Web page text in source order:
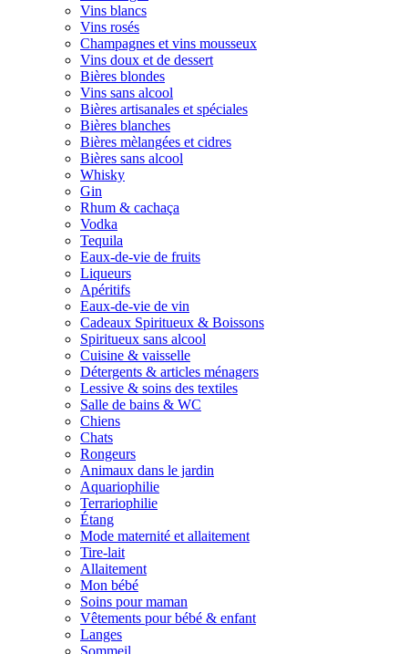
Vins blancs
Vins rosés
Champagnes et vins mousseux
Vins doux et de dessert
Bières blondes
Vins sans alcool
Bières artisanales et spéciales
Bières blanches
Bières mèlangées et cidres
Bières sans alcool
Whisky
Gin
Rhum & cachaça
Vodka
Tequila
Eaux-de-vie de fruits
Liqueurs
Apéritifs
Eaux-de-vie de vin
Cadeaux Spiritueux & Boissons
Spiritueux sans alcool
Cuisine & vaisselle
Détergents & articles ménagers
Lessive & soins des textiles
Salle de bains & WC
Chiens
Chats
Rongeurs
Animaux dans le jardin
Aquariophilie
Terrariophilie
Étang
Mode maternité et allaitement
Tire-lait
Allaitement
Mon bébé
Soins pour maman
Vêtements pour bébé & enfant
Langes
Sommeil